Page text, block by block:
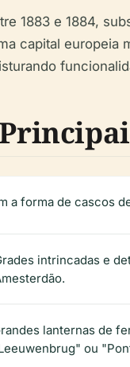
1883 e 1884,
capital europeia
a forma de cascos
intrincadas e
lanternas de
ou